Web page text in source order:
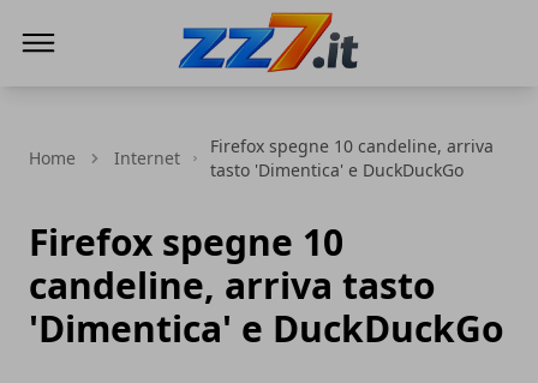
Home Internet
Firefox spegne 10 candeline, arriva
tasto 'Dimentica' e DuckDuckGo
Firefox spegne 10
candeline, arriva tasto
'Dimentica' e DuckDuckGo